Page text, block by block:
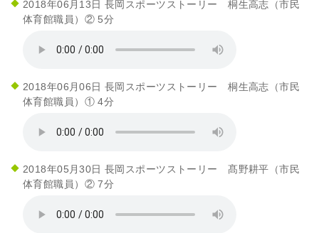
2018年06月13日 長岡スポーツストーリー 桐生高志（市民
体育館職員）② 5分
2018年06月06日 長岡スポーツストーリー 桐生高志（市民
体育館職員）① 4分
2018年05月30日 長岡スポーツストーリー 髙野耕平（市民
体育館職員）② 7分